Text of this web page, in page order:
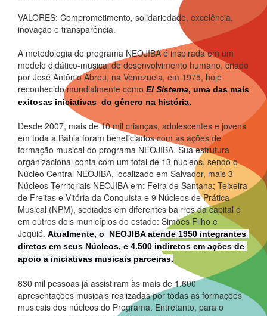
VALORES: Comprometimento, solidariedade, excelência,
inovação e transparência.
A metodologia do programa NEOJIBA é inspirada em um
modelo didático-musical de desenvolvimento humano, criado
por José Antônio Abreu, na Venezuela, em 1975, hoje
reconhecido mundialmente como El Sistema, uma das mais
exitosas iniciativas  do gênero na história.
Desde 2007, mais de 10 mil crianças, adolescentes e jovens
em toda a Bahia foram beneficiados com as ações de
formação musical do programa NEOJIBA. Sua estrutura
organizacional conta com um total de 13 núcleos, sendo o
Núcleo Central NEOJIBA, localizado em Salvador, mais 3
Núcleos Territoriais NEOJIBA em: Feira de Santana; Teixeira
de Freitas e Vitória da Conquista e 9 Núcleos de Prática
Musical (NPM), sediados em diferentes bairros da capital e
em outros dois municípios do estado: Simões Filho e
Jequié. Atualmente, o  NEOJIBA atende 1950 integrantes
diretos em seus Núcleos, e 4.500 indiretos em ações de
apoio a iniciativas musicais parceiras.
830 mil pessoas já assistiram às mais de 1.600
apresentações musicais realizadas por todas as formações
musicais dos núcleos do Programa. Entretanto, para o